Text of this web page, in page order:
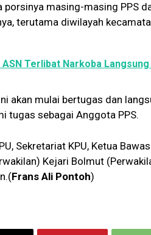
porsinya masing-masing PPS
terutama diwilayah
Terlibat Narkoba
akan mulai bertugas dan
tugas sebagai Anggota PPS.
Sekretariat KPU, Ketua
Kejari Bolmut
Frans Ali Pontoh)